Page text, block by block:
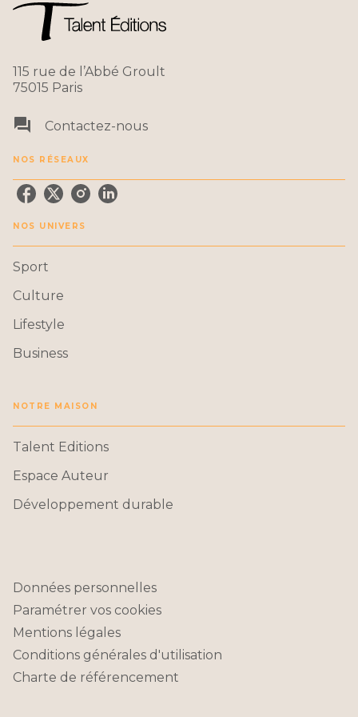
115 rue de l’Abbé Groult
75015 Paris
question_answer Contactez-nous
NOS RÉSEAUX
NOS UNIVERS
Sport
Culture
Lifestyle
Business
NOTRE MAISON
Talent Editions
Espace Auteur
Développement durable
Données personnelles
Paramétrer vos cookies
Mentions légales
Conditions générales d'utilisation
Charte de référencement